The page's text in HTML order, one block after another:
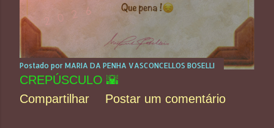
Postado por MARIA DA PENHA VASCONCELLOS BOSELLI
CREPÚSCULO 🌇
Compartilhar
Postar um comentário